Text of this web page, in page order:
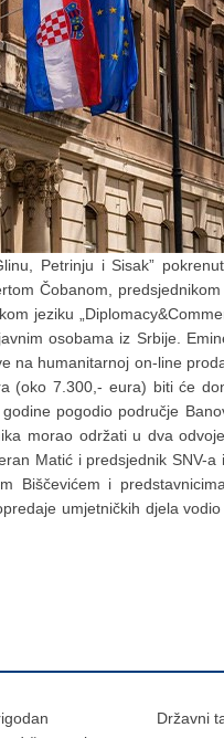
Petrinju i Sisak”
Čobanom,
jeziku
osobama iz Srbije.
na humanitarnoj on-line
(oko 7.300,- eura) biti će
pogodio područje
morao održati u dva
Matić i predsjednik SNV-
Biščevićem i
umjetničkih djela
Državni